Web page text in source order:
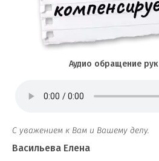
Аудио обращение
С уважением к Вам и Вашему делу.
Васильева Елена